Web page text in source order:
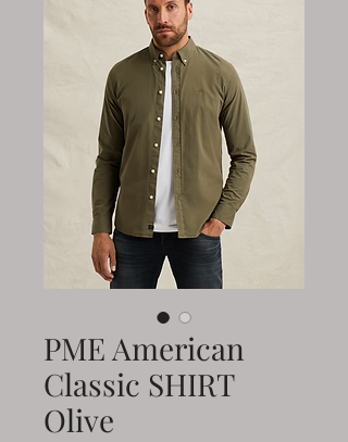
PME American
Classic SHIRT
Olive